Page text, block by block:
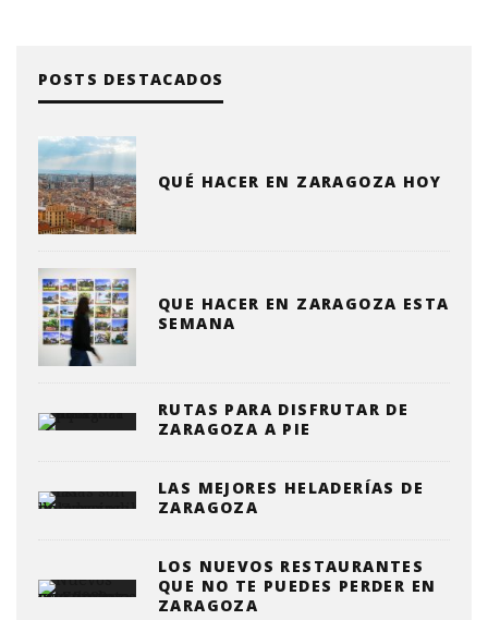
POSTS DESTACADOS
QUÉ HACER EN ZARAGOZA HOY
QUE HACER EN ZARAGOZA ESTA
SEMANA
RUTAS PARA DISFRUTAR DE
ZARAGOZA A PIE
LAS MEJORES HELADERÍAS DE
ZARAGOZA
LOS NUEVOS RESTAURANTES
QUE NO TE PUEDES PERDER EN
ZARAGOZA